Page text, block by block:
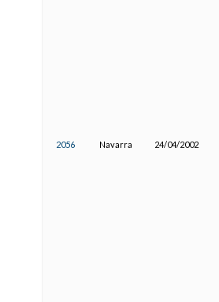
2056 Navarra 24/04/2002